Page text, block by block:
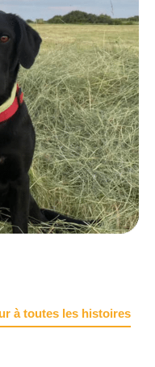
à toutes les histoires